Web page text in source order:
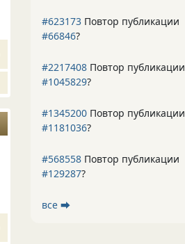
#623173 Повтор публикации
#66846?
#2217408 Повтор публикации
#1045829?
#1345200 Повтор публикации
#1181036?
#568558 Повтор публикации
#129287?
все ⮕